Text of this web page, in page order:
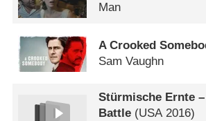
Man
A Crooked
Sam Vaughn
Stürmische Ernte
Battle (USA2016)